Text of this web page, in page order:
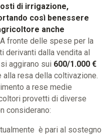
di irrigazione,
così benessere
anche
fronte delle spese per la
derivanti dalla vendita al
aggirano sui 600/1.000 €
alla resa della coltivazione.
a rese medie
provetti di diverse
considerano:
è pari al sostegno